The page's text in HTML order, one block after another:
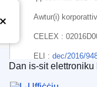
Awtur(i)
CELEX :
ELI : dec/2016/
EDITION :
L-Uffiċċju tal-
Dan is-sit